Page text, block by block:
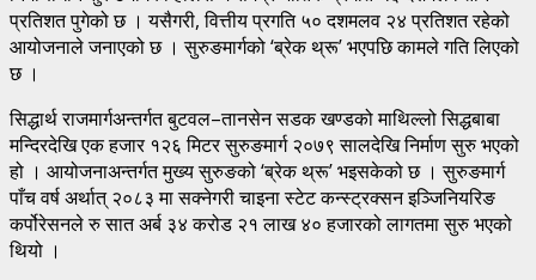
प्रतिशत पुगेको छ । यसैगरी, वित्तीय प्रगति ५० दशमलव २४ प्रतिशत रहेको
आयोजनाले जनाएको छ । सुरुङमार्गको ‘ब्रेक थ्रू’ भएपछि कामले गति लिएको
छ ।
सिद्धार्थ राजमार्गअन्तर्गत बुटवल–तानसेन सडक खण्डको माथिल्लो सिद्धबाबा
मन्दिरदेखि एक हजार १२६ मिटर सुरुङमार्ग २०७९ सालदेखि निर्माण सुरु भएको
हो । आयोजनाअन्तर्गत मुख्य सुरुङको ‘ब्रेक थ्रू’ भइसकेको छ । सुरुङमार्ग
पाँच वर्ष अर्थात् २०८३ मा सक्नेगरी चाइना स्टेट कन्स्ट्रक्सन इञ्जिनियरिङ
कर्पोरेसनले रु सात अर्ब ३४ करोड २१ लाख ४० हजारको लागतमा सुरु भएको
थियो ।